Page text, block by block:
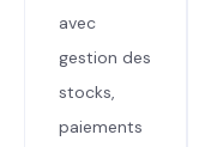
avec
gestion des
stocks,
paiements